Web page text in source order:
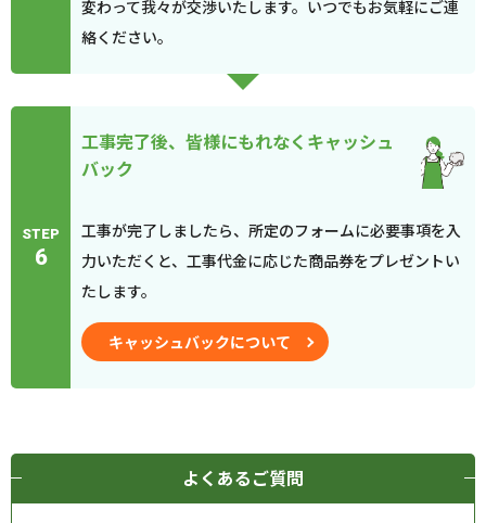
変わって我々が交渉いたします。いつでもお気軽にご連
絡ください。
STEP
6
工事完了後、皆様にもれなくキャッシュ
バック
工事が完了しましたら、所定のフォームに必要事項を入
力いただくと、工事代金に応じた商品券をプレゼントい
たします。
キャッシュバックについて
よくあるご質問